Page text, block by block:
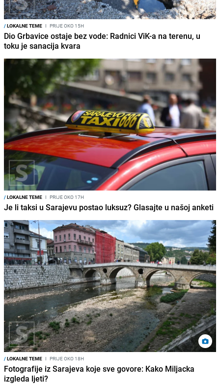
/LOKALNE TEME I PRIJE OKO 15H
Dio Grbavice ostaje bez vode: Radnici ViK-a na terenu, u
toku je sanacija kvara
/LOKALNE TEME I PRIJE OKO 17H
Je li taksi u Sarajevu postao luksuz? Glasajte u našoj anketi
/LOKALNE TEME I PRIJE OKO 18H
Fotografije iz Sarajeva koje sve govore: Kako Miljacka
izgleda ljeti?